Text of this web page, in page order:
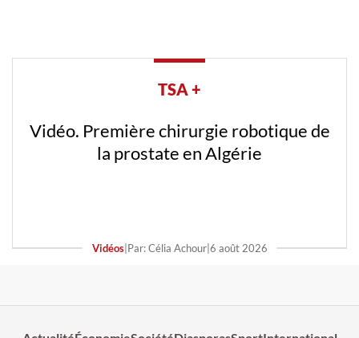
TSA +
Vidéo. Première chirurgie robotique de
la prostate en Algérie
Vidéos|Par: Célia Achour|6 août 2026